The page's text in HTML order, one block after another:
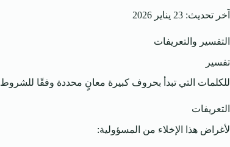
آخر تحديث: 23 يناير 2026
التفسير والتعريفات
تفسير
للكلمات التي تبدأ بحروف كبيرة معانٍ محددة وفقًا للشروط
التعريفات
لأغراض هذا الإخلاء من المسؤولية: